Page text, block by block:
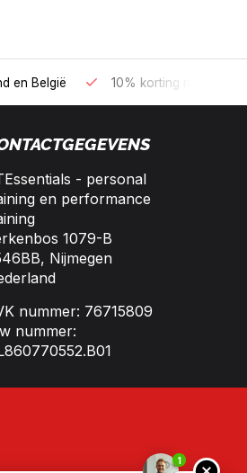
met Biller! Bereikbaar per
- personal
en performance
1079-B
Nijmegen
nummer: 76715809
nummer:
1